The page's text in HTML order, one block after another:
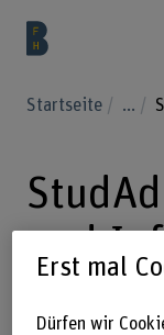
Startseite ...
und
Erst mal
Dürfen wir